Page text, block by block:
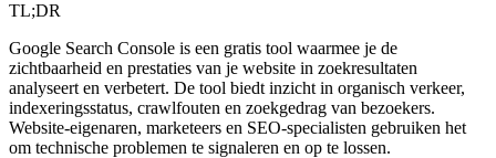
TL;DR
Google Search Console is een gratis tool waarmee je de
zichtbaarheid en prestaties van je website in zoekresultaten
analyseert en verbetert. De tool biedt inzicht in organisch verkeer,
indexeringsstatus, crawlfouten en zoekgedrag van bezoekers.
Website-eigenaren, marketeers en SEO-specialisten gebruiken het
om technische problemen te signaleren en op te lossen.